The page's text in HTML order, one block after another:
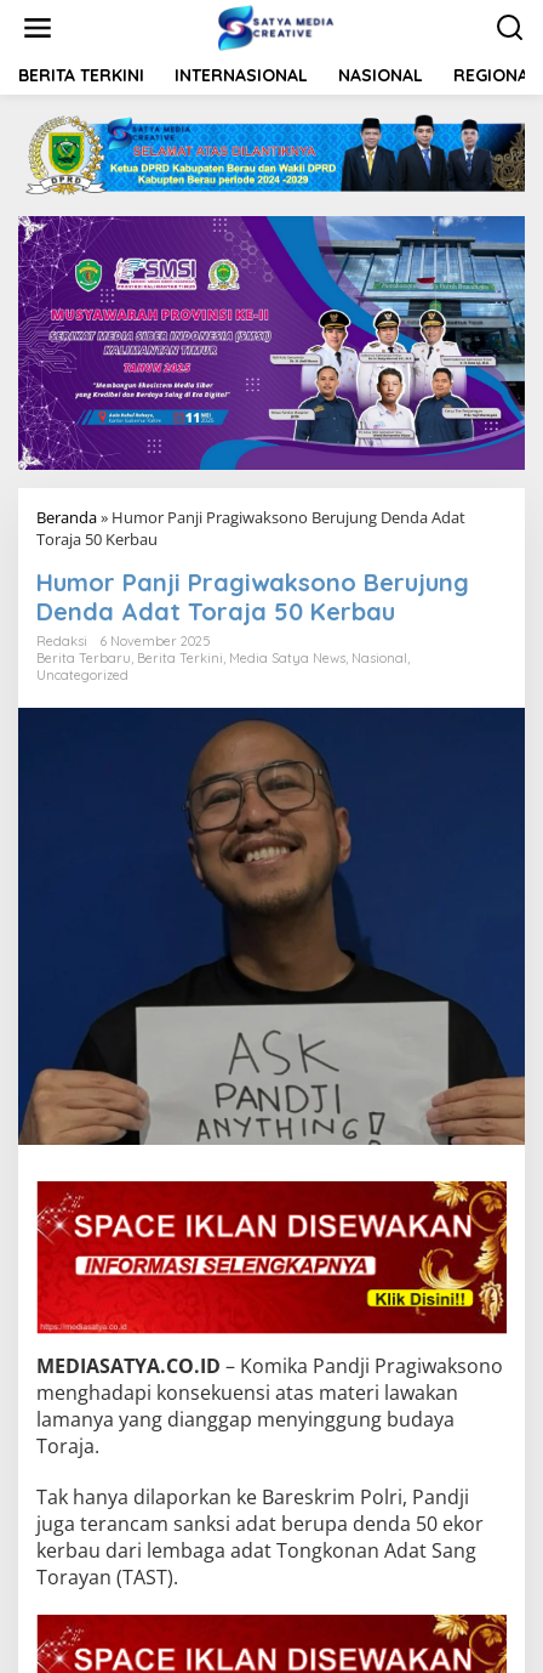
t
BERITA TERKINI INTERNASIONAL NASIONAL REGIONAL
Beranda» Humor Panji Pragiwaksono Berujung Denda Adat
Toraja 50 Kerbau
Humor Panji Pragiwaksono Berujung
Denda Adat Toraja 50 Kerbau
Redaksi
6 November 2025
Berita Terbaru Berita Terkini Media Satya News Nasional
Uncategorized
MEDIASATYA.CO.ID – Komika Pandji Pragiwaksono
menghadapi konsekuensi atas materi lawakan
lamanya yang dianggap menyinggung budaya
Toraja.
Tak hanya dilaporkan ke Bareskrim Polri, Pandji
juga terancam sanksi adat berupa denda 50 ekor
kerbau dari lembaga adat Tongkonan Adat Sang
Torayan (TAST).